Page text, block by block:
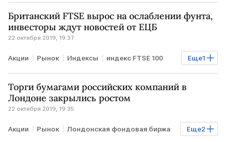
Мосбиржа
Британский FTSE вырос на ослаблении фунта,
инвесторы ждут новостей от ЕЦБ
22 октября 2019, 19:37
Еще1
Акции Рынок Индексы индекс FTSE 100
Brexit
Торги бумагами российских компаний в
Лондоне закрылись ростом
22 октября 2019, 19:35
Еще2
Акции Рынок Лондонская фондовая биржа